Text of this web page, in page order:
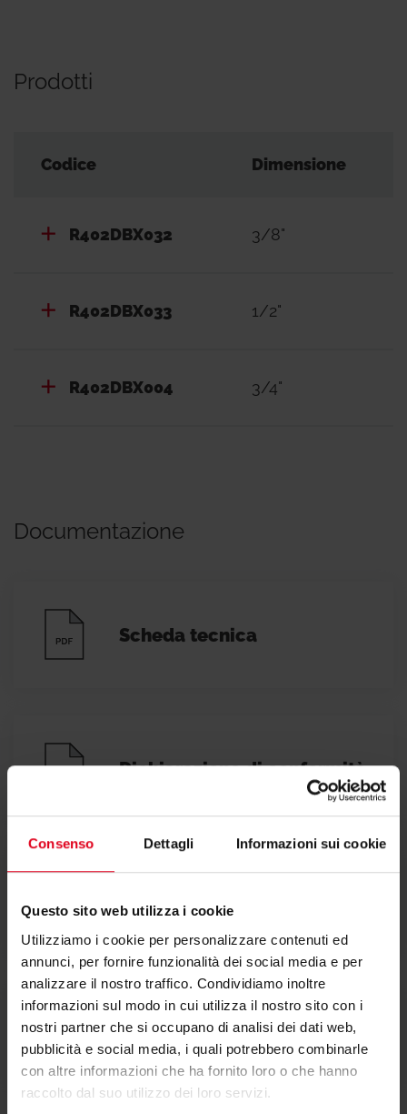
Consenso Dettagli Informazioni sui cookie
Questo sito web utilizza i cookie
Utilizziamo i cookie per personalizzare contenuti ed
annunci, per fornire funzionalità dei social media e per
analizzare il nostro traffico. Condividiamo inoltre
informazioni sul modo in cui utilizza il nostro sito con i
nostri partner che si occupano di analisi dei dati web,
pubblicità e social media, i quali potrebbero combinarle
con altre informazioni che ha fornito loro o che hanno
raccolto dal suo utilizzo dei loro servizi.
Prodotti
Codice Dimensione
R402DBX032 3/8"
R402DBX033 1/2"
R402DBX004 3/4"
Documentazione
Scheda tecnica
Dichiarazione di conformità
Testi di capitolato
Istruzioni